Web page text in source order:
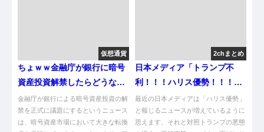
仮想通貨
ちょｗｗ金融庁が銀行に暗号
資産投資解禁したらどうなる
んやｗｗ
金融庁が銀行による暗号資産投資の解
禁を正式に議題にするというニュース
は、暗号資産市場において大きな転換
2chまとめ
日本メディア「トランプ不
利！！！ハリス優勢！！！」
←これｗｗｗｗｗｗｗｗｗｗ
ｗｗｗｗｗ
最近の日本メディアは「ハリス優勢」
と報じるニュースが増えているように
思えます、それと対照トランプの悪態